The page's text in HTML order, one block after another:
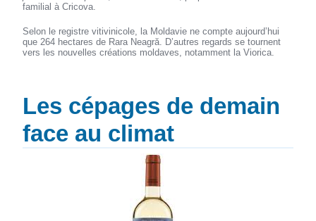
familial à Cricova.
Selon le registre vitivinicole, la Moldavie ne compte aujourd’hui
que 264 hectares de Rara Neagră. D’autres regards se tournent
vers les nouvelles créations moldaves, notamment la Viorica.
Les cépages de demain
face au climat